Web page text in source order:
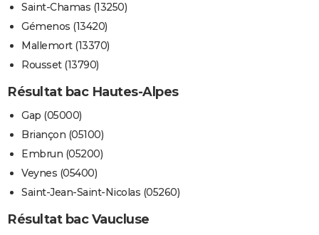
Saint-Chamas (13250)
Gémenos (13420)
Mallemort (13370)
Rousset (13790)
Résultat bac Hautes-Alpes
Gap (05000)
Briançon (05100)
Embrun (05200)
Veynes (05400)
Saint-Jean-Saint-Nicolas (05260)
Résultat bac Vaucluse